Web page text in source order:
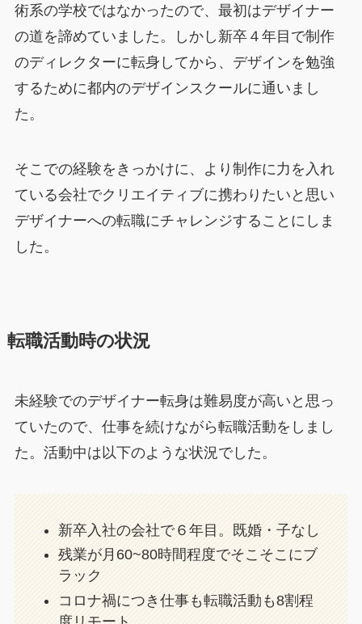
術系の学校ではなかったので、最初はデザイナー
の道を諦めていました。しかし新卒４年目で制作
のディレクターに転身してから、デザインを勉強
するために都内のデザインスクールに通いまし
た。
そこでの経験をきっかけに、より制作に力を入れ
ている会社でクリエイティブに携わりたいと思い
デザイナーへの転職にチャレンジすることにしま
した。
転職活動時の状況
未経験でのデザイナー転身は難易度が高いと思っ
ていたので、仕事を続けながら転職活動をしまし
た。活動中は以下のような状況でした。
新卒入社の会社で６年目。既婚・子なし
残業が月60~80時間程度でそこそこにブ
ラック
コロナ禍につき仕事も転職活動も8割程